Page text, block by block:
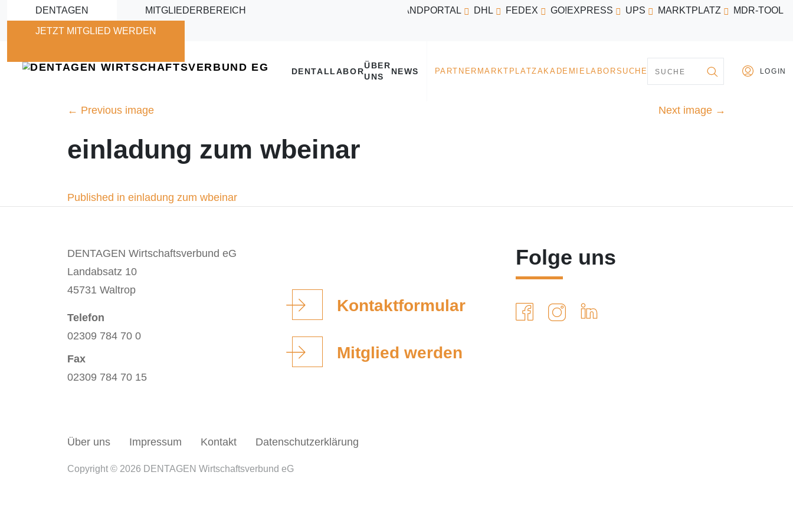
Skip to main content
DENTAGEN MITGLIEDERBEREICH
JETZT MITGLIED WERDEN
VERSANDPORTAL DHL FEDEX GO!EXPRESS UPS MARKTPLATZ MDR-TOOL
← Previous image Next image →
einladung zum wbeinar
Beitragsnavigation
Published in einladung zum wbeinar
DENTAGEN Wirtschaftsverbund eG
Landabsatz 10
45731 Waltrop
Telefon
02309 784 70 0
Fax
02309 784 70 15
Kontaktformular
Mitglied werden
Folge uns
Über uns Impressum Kontakt Datenschutzerklärung
Copyright © 2026 DENTAGEN Wirtschaftsverbund eG